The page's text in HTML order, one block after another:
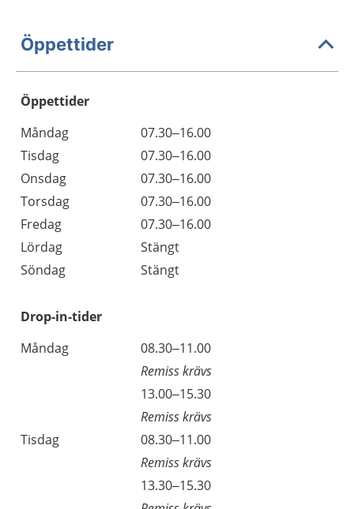
Öppettider
Öppettider
Dag
Öppettider
Kommentarer
Måndag
07.30–16.00
Tisdag
07.30–16.00
Onsdag
07.30–16.00
Torsdag
07.30–16.00
Fredag
07.30–16.00
Lördag
Stängt
Söndag
Stängt
Drop-in-tider
Måndag
08.30–11.00
Remiss krävs
13.00–15.30
Remiss krävs
Tisdag
08.30–11.00
Remiss krävs
13.30–15.30